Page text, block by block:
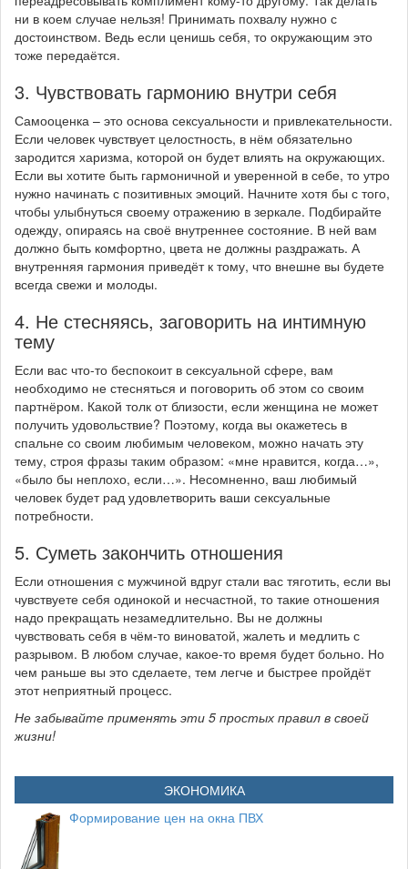
ни в коем случае нельзя! Принимать похвалу нужно с
достоинством. Ведь если ценишь себя, то окружающим это
тоже передаётся.
3. Чувствовать гармонию внутри себя
Самооценка – это основа сексуальности и привлекательности.
Если человек чувствует целостность, в нём обязательно
зародится харизма, которой он будет влиять на окружающих.
Если вы хотите быть гармоничной и уверенной в себе, то утро
нужно начинать с позитивных эмоций. Начните хотя бы с того,
чтобы улыбнуться своему отражению в зеркале. Подбирайте
одежду, опираясь на своё внутреннее состояние. В ней вам
должно быть комфортно, цвета не должны раздражать. А
внутренняя гармония приведёт к тому, что внешне вы будете
всегда свежи и молоды.
4. Не стесняясь, заговорить на интимную
тему
Если вас что-то беспокоит в сексуальной сфере, вам
необходимо не стесняться и поговорить об этом со своим
партнёром. Какой толк от близости, если женщина не может
получить удовольствие? Поэтому, когда вы окажетесь в
спальне со своим любимым человеком, можно начать эту
тему, строя фразы таким образом: «мне нравится, когда…»,
«было бы неплохо, если…». Несомненно, ваш любимый
человек будет рад удовлетворить ваши сексуальные
потребности.
5. Суметь закончить отношения
Если отношения с мужчиной вдруг стали вас тяготить, если вы
чувствуете себя одинокой и несчастной, то такие отношения
надо прекращать незамедлительно. Вы не должны
чувствовать себя в чём-то виноватой, жалеть и медлить с
разрывом. В любом случае, какое-то время будет больно. Но
чем раньше вы это сделаете, тем легче и быстрее пройдёт
этот неприятный процесс.
Не забывайте применять эти 5 простых правил в своей
жизни!
ЭКОНОМИКА
Формирование цен на окна ПВХ